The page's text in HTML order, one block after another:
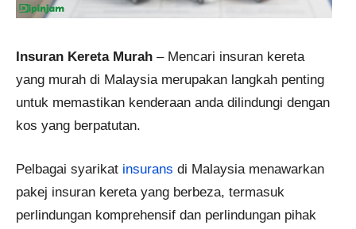
Insuran Kereta Murah – Mencari insuran kereta
yang murah di Malaysia merupakan langkah penting
untuk memastikan kenderaan anda dilindungi dengan
kos yang berpatutan.
Pelbagai syarikat insurans di Malaysia menawarkan
pakej insuran kereta yang berbeza, termasuk
perlindungan komprehensif dan perlindungan pihak